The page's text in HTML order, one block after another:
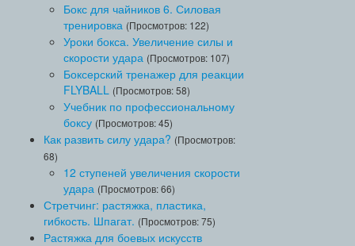
Бокс для чайников 6. Силовая
тренировка (Просмотров: 122)
Уроки бокса. Увеличение силы и
скорости удара (Просмотров: 107)
Боксерский тренажер для реакции
FLYBALL (Просмотров: 58)
Учебник по профессиональному
боксу (Просмотров: 45)
Как развить силу удара? (Просмотров:
68)
12 ступеней увеличения скорости
удара (Просмотров: 66)
Стретчинг: растяжка, пластика,
гибкость. Шпагат. (Просмотров: 75)
Растяжка для боевых искусств